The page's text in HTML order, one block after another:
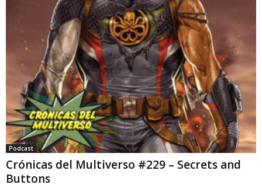
Podcast
Crónicas del Multiverso #229 – Secrets and
Buttons